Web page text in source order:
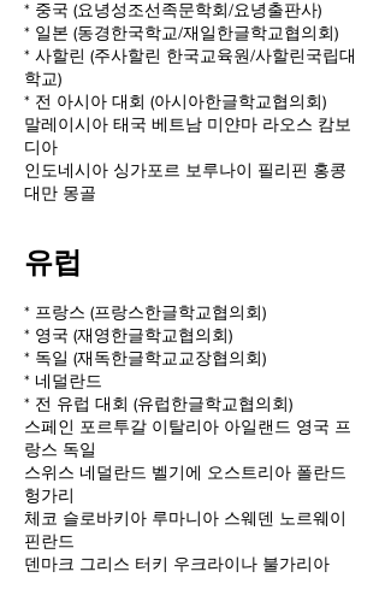
* 중국 (요녕성조선족문학회/요녕출판사)
* 일본 (동경한국학교/재일한글학교협의회)
* 사할린 (주사할린 한국교육원/사할린국립대
학교)
* 전 아시아 대회 (아시아한글학교협의회)
말레이시아 태국 베트남 미얀마 라오스 캄보
디아
인도네시아 싱가포르 보루나이 필리핀 홍콩
대만 몽골
유럽
* 프랑스 (프랑스한글학교협의회)
* 영국 (재영한글학교협의회)
* 독일 (재독한글학교교장협의회)
* 네덜란드
* 전 유럽 대회 (유럽한글학교협의회)
스페인 포르투갈 이탈리아 아일랜드 영국 프
랑스 독일
스위스 네덜란드 벨기에 오스트리아 폴란드
헝가리
체코 슬로바키아 루마니아 스웨덴 노르웨이
핀란드
덴마크 그리스 터키 우크라이나 불가리아